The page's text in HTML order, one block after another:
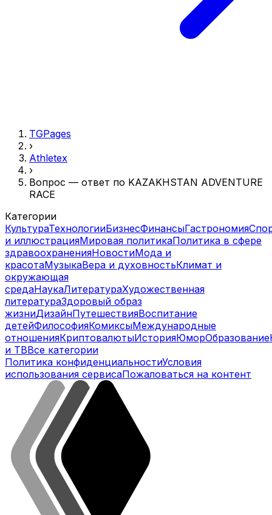
TGPages
›
Athletex
›
Вопрос — ответ по KAZAKHSTAN ADVENTURE
RACE
Категории
КультураТехнологииБизнесФинансыГастрономия
и иллюстрацияМировая политикаПолитика в сфере
здравоохраненияНовостиМода и
красотаМузыкаВера и духовностьКлимат и
окружающая
средаНаукаЛитератураХудожественная
литератураЗдоровый образ
жизниДизайнПутешествияВоспитание
детейФилософияКомиксыМеждународные
отношенияКриптовалютыИсторияЮморОбразование
и ТВВсе категории
Политика конфиденциальностиУсловия
использования сервисаПожаловаться на контент